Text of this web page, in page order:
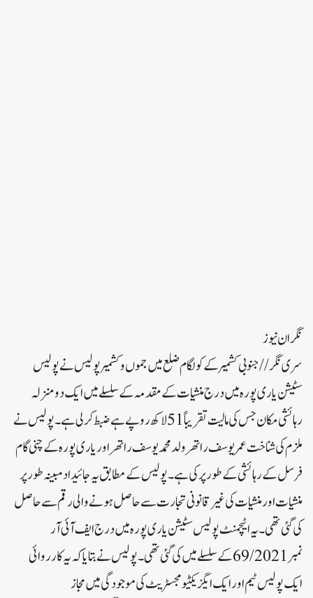
نگران نیوز
سری نگر// جنوبی کشمیر کے کولگام ضلع میں جموں و کشمیر پولیس نے پولیس
سٹیشن یاری پورہ میں درج منشیات کے مقدمہ کے سلسلے میں ایک دو منزلہ
رہائشی مکان جس کی مالیت تقریباً 51 لاکھ روپے ہے ضبط کر لی ہے۔پولیس نے
ملزم کی شناخت عمر یوسف راتھر ولد محمد یوسف راتھر اور یاری پورہ کے چنی گام
فرسل کے رہائشی کے طور پر کی ہے۔پولیس کے مطابق یہ جائیداد مبینہ طور پر
منشیات اور منشیات کی غیر قانونی تجارت سے حاصل ہونے والی رقم سے حاصل
کی گئی تھی۔ یہ اٹیچمنٹ پولیس سٹیشن یاری پورہ میں درج ایف آئی آر
نمبر 69/2021 کے سلسلے میں کی گئی تھی۔پولیس نے بتایا کہ یہ کارروائی
ایک پولیس ٹیم اور ایک ایگزیکٹیو مجسٹریٹ کی موجودگی میں مجاز